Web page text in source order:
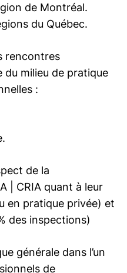
de Montréal.
du Québec.
rencontres
du milieu de pratique
:
de la
| CRIA quant à leur
en pratique privée) et
des inspections)
générale dans l’un
de